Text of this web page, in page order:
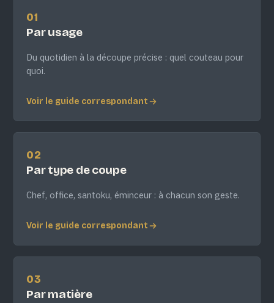
01
Par usage
Du quotidien à la découpe précise : quel couteau pour
quoi.
Voir le guide correspondant
02
Par type de coupe
Chef, office, santoku, éminceur : à chacun son geste.
Voir le guide correspondant
03
Par matière